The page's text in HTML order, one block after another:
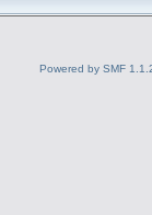
Powered by SMF